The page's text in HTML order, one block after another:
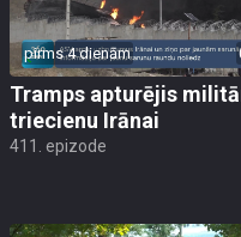
pirms 4 dienām
Tramps apturējis
triecienu Irānai
411. epizode